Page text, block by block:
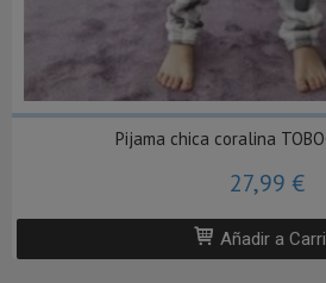
Pijama chica coralina
27,99 €
Añadir a